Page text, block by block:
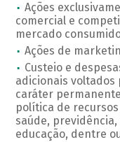
Ações
comercial e
mercado
Ações de
Custeio e
adicionais
caráter
política de
saúde,
educação, dentre